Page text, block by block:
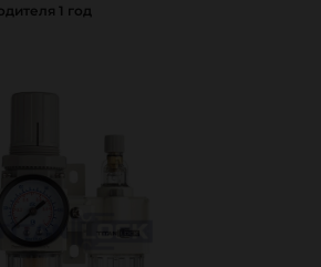
1 год